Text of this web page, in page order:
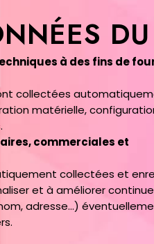
à des fins de
collectées
matérielle,
commerciales et
collectées et
et à améliorer
adresse…)